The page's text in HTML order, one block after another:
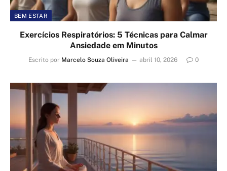
BEM ESTAR
Exercícios Respiratórios: 5 Técnicas para Calmar
Ansiedade em Minutos
Escrito por Marcelo Souza Oliveira abril 10, 2026 0